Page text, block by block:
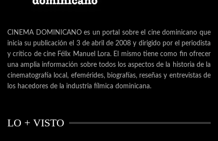
CINEMA DOMINICANO es un portal sobre el cine dominicano que
inicia su publicación el 3 de abril de 2008 y dirigido por el periodista
y crítico de cine Félix Manuel Lora. El mismo tiene como fin ofrecer
una amplia información sobre todos los aspectos de la historia de la
cinematografía local, efemérides, biografías, reseñas y entrevistas de
los hacedores de la industria fílmica dominicana.
LO + VISTO